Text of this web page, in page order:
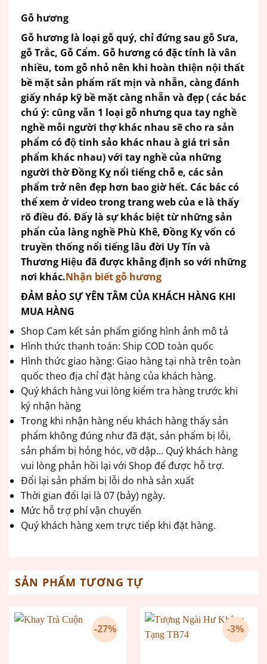
Gỗ hương
Gỗ hương là loại gỗ quý, chỉ đứng sau gỗ Sưa,
gỗ Trắc, Gỗ Cẩm. Gỗ hương có đặc tính là vân
nhiều, tom gỗ nhỏ nên khi hoàn thiện nội thất
bề mặt sản phẩm rất mịn và nhẵn, càng đánh
giấy nháp kỹ bề mặt càng nhẵn và đẹp ( các bác
chú ý: cũng vẫn 1 loại gỗ nhưng qua tay nghề
nghề mỗi người thợ khác nhau sẽ cho ra sản
phẩm có độ tinh sảo khác nhau à giá tri sản
phẩm khác nhau) với tay nghề của những
người thờ Đồng Kỵ nổi tiếng chỗ e, các sản
phẩm trở nên đẹp hơn bao giờ hết. Các bác có
thể xem ở video trong trang web của e là thấy
rõ điều đó. Đấy là sự khác biệt từ những sản
phẩn của làng nghề Phù Khê, Đồng Kỵ vốn có
truyền thống nổi tiếng lâu đời Uy Tín và
Thương Hiệu đã được khẳng định so với những
nơi khác.Nhận biết gỗ hương
ĐẢM BẢO SỰ YÊN TÂM CỦA KHÁCH HÀNG KHI
MUA HÀNG
Shop Cam kết sản phẩm giống hình ảnh mô tả
Hình thức thanh toán: Ship COD toàn quốc
Hình thức giao hàng: Giao hàng tại nhà trên toàn
quốc theo địa chỉ đặt hàng của khách hàng.
Quý khách hàng vui lòng kiểm tra hàng trước khi
ký nhận hàng
Trong khi nhận hàng nếu khách hàng thấy sản
phẩm không đúng như đã đặt, sản phẩm bị lỗi,
sản phẩm bị hỏng hóc, vỡ dập… Quý khách hàng
vui lòng phản hồi lại với Shop để được hỗ trợ.
Đổi lại sản phẩm bị lỗi do nhà sản xuất
Thời gian đổi lại là 07 (bảy) ngày.
Mức hỗ trợ phí vận chuyển
Quý khách hàng xem trực tiếp khi đặt hàng.
SẢN PHẨM TƯƠNG TỰ
-27% -3%